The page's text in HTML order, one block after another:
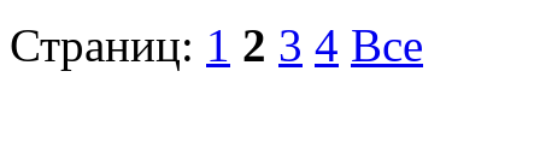
Страниц: 1 2 3 4 Все